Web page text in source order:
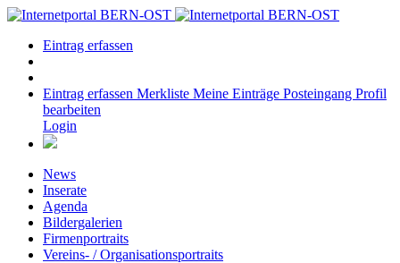
Eintrag erfassen
Eintrag erfassen Merkliste Meine Einträge Posteingang Profil
bearbeiten
Login
News
Inserate
Agenda
Bildergalerien
Firmenportraits
Vereins- / Organisationsportraits